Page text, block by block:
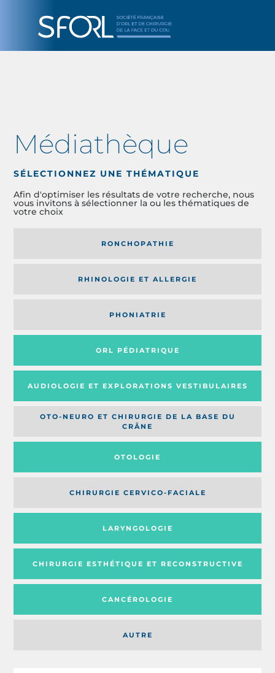
Médiathèque
SÉLECTIONNEZ UNE THÉMATIQUE
Afin d'optimiser les résultats de votre recherche, nous
vous invitons à sélectionner la ou les thématiques de
votre choix
RONCHOPATHIE
RHINOLOGIE ET ALLERGIE
PHONIATRIE
ORL PÉDIATRIQUE
AUDIOLOGIE ET EXPLORATIONS VESTIBULAIRES
OTO-NEURO ET CHIRURGIE DE LA BASE DU
CRÂNE
OTOLOGIE
CHIRURGIE CERVICO-FACIALE
AUTRE
LARYNGOLOGIE
CHIRURGIE ESTHÉTIQUE ET RECONSTRUCTIVE
CANCÉROLOGIE